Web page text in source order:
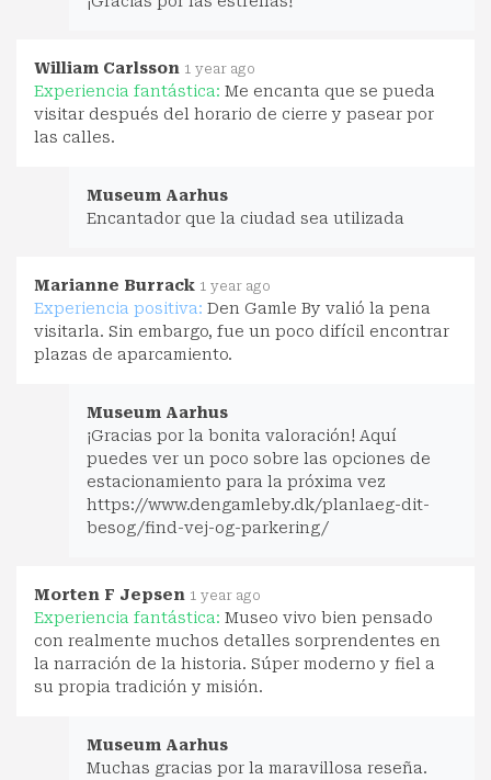
William Carlsson 1 year ago
Experiencia fantástica: Me encanta que se pueda
visitar después del horario de cierre y pasear por
las calles.
Museum Aarhus
Encantador que la ciudad sea utilizada
Marianne Burrack 1 year ago
Experiencia positiva: Den Gamle By valió la pena
visitarla. Sin embargo, fue un poco difícil encontrar
plazas de aparcamiento.
Museum Aarhus
¡Gracias por la bonita valoración! Aquí
puedes ver un poco sobre las opciones de
estacionamiento para la próxima vez
https://www.dengamleby.dk/planlaeg-dit-
besog/find-vej-og-parkering/
Morten F Jepsen 1 year ago
Experiencia fantástica: Museo vivo bien pensado
con realmente muchos detalles sorprendentes en
la narración de la historia. Súper moderno y fiel a
su propia tradición y misión.
Museum Aarhus
Muchas gracias por la maravillosa reseña.